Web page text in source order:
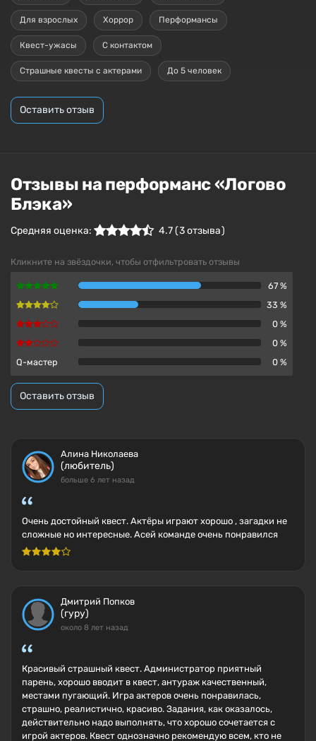
Для взрослых Хоррор Перформансы
Квест-ужасы С контактом
Страшные квесты с актерами До 5 человек
Оставить отзыв
Отзывы на перформанс «Логово
Блэка»
Средняя оценка: 4.7(3отзыва )
Кликните на звёздочки, чтобы отфильтровать отзывы
67 %
33 %
0 %
0 %
Q-мастер
0 %
Оставить отзыв
Алина Николаева
(любитель)
больше 6 лет назад
Очень достойный квест. Актёры играют хорошо , загадки не
сложные но интересные. Асей команде очень понравился
Дмитрий Попков
(гуру)
около 8 лет назад
Красивый страшный квест. Администратор приятный
парень, хорошо вводит в квест, антураж качественный,
местами пугающий. Игра актеров очень понравилась,
страшно, реалистично, красиво. Задания, как оказалось,
действительно надо выполнять, что хорошо сочетается с
игрой актеров. Квест однозначно рекомендую всем, кто не